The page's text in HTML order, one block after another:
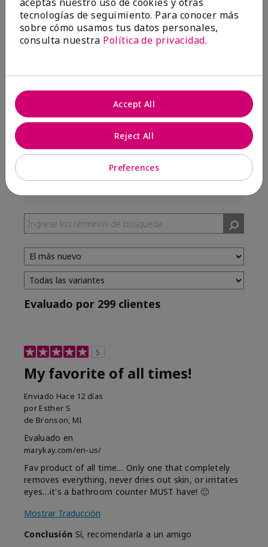
99%
de los encuestados recomendaría a un amigo.
4 estrellas
7
2 estrellas
0
Tono De Piel
por
Tono
de
piel
Evaluado por 299 clientes
5
My favorite of all times!
Enviado Hace 12 días
por Esther S
de Bronson, MI
Evaluado en
marykay.com/en-us/
Fav product of all time… Only one that completely
removes everything, never dries out skin, or irritates
eyes…it's a bathroom counter MUST have! 🙂
Mostrar Traducción
Conclusión Sí, recomendaría a un amigo
tecnologías de seguimiento. Para conocer más
sobre cómo usamos tus datos personales,
consulta nuestra Política de privacidad.
Preferences
Reject All
Accept All